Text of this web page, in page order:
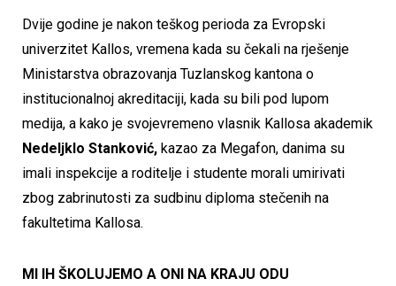
Dvije godine je nakon teškog perioda za Evropski
univerzitet Kallos, vremena kada su čekali na rješenje
Ministarstva obrazovanja Tuzlanskog kantona o
institucionalnoj akreditaciji, kada su bili pod lupom
medija, a kako je svojevremeno vlasnik Kallosa akademik
Nedeljklo Stanković, kazao za Megafon, danima su
imali inspekcije a roditelje i studente morali umirivati
zbog zabrinutosti za sudbinu diploma stečenih na
fakultetima Kallosa.
MI IH ŠKOLUJEMO A ONI NA KRAJU ODU